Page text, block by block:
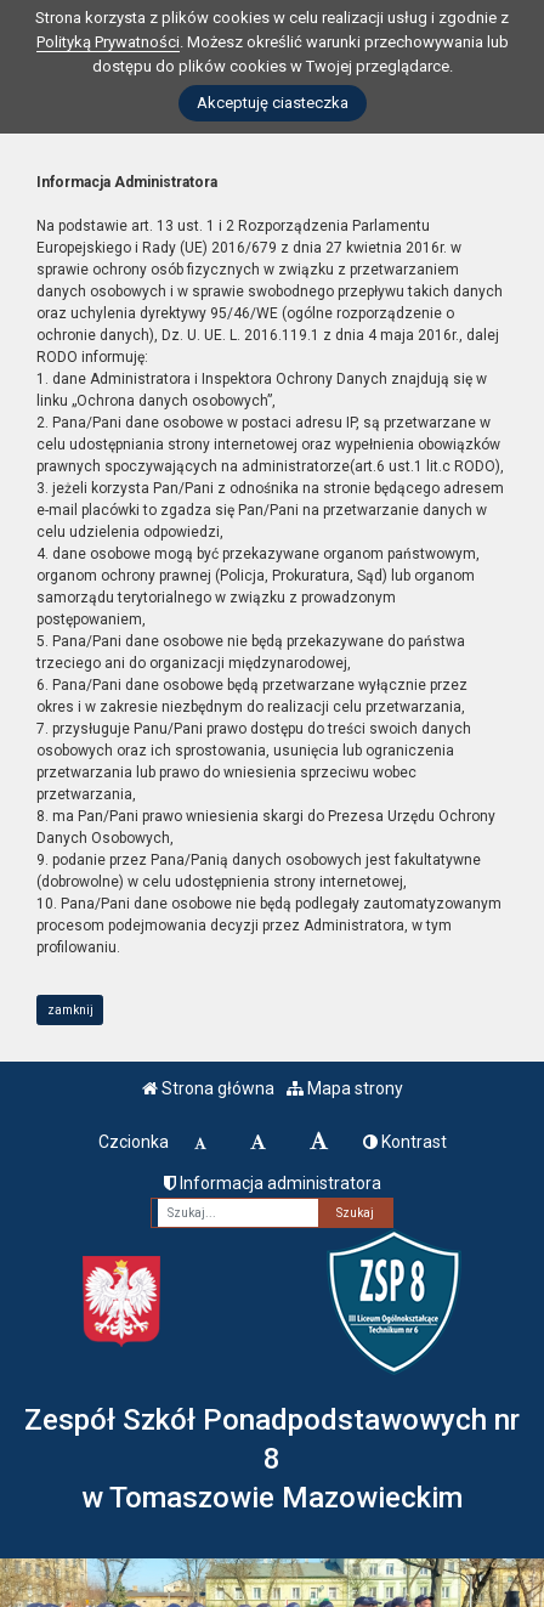
Strona korzysta z plików cookies w celu realizacji usług i zgodnie z
Polityką Prywatności. Możesz określić warunki przechowywania lub
dostępu do plików cookies w Twojej przeglądarce.
Akceptuję ciasteczka
Informacja Administratora
Na podstawie art. 13 ust. 1 i 2 Rozporządzenia Parlamentu
Europejskiego i Rady (UE) 2016/679 z dnia 27 kwietnia 2016r. w
sprawie ochrony osób fizycznych w związku z przetwarzaniem
danych osobowych i w sprawie swobodnego przepływu takich danych
oraz uchylenia dyrektywy 95/46/WE (ogólne rozporządzenie o
ochronie danych), Dz. U. UE. L. 2016.119.1 z dnia 4 maja 2016r., dalej
RODO informuję:
1. dane Administratora i Inspektora Ochrony Danych znajdują się w
linku „Ochrona danych osobowych”,
2. Pana/Pani dane osobowe w postaci adresu IP, są przetwarzane w
celu udostępniania strony internetowej oraz wypełnienia obowiązków
prawnych spoczywających na administratorze(art.6 ust.1 lit.c RODO),
3. jeżeli korzysta Pan/Pani z odnośnika na stronie będącego adresem
e-mail placówki to zgadza się Pan/Pani na przetwarzanie danych w
celu udzielenia odpowiedzi,
4. dane osobowe mogą być przekazywane organom państwowym,
organom ochrony prawnej (Policja, Prokuratura, Sąd) lub organom
samorządu terytorialnego w związku z prowadzonym
postępowaniem,
5. Pana/Pani dane osobowe nie będą przekazywane do państwa
trzeciego ani do organizacji międzynarodowej,
6. Pana/Pani dane osobowe będą przetwarzane wyłącznie przez
okres i w zakresie niezbędnym do realizacji celu przetwarzania,
7. przysługuje Panu/Pani prawo dostępu do treści swoich danych
osobowych oraz ich sprostowania, usunięcia lub ograniczenia
przetwarzania lub prawo do wniesienia sprzeciwu wobec
przetwarzania,
8. ma Pan/Pani prawo wniesienia skargi do Prezesa Urzędu Ochrony
Danych Osobowych,
9. podanie przez Pana/Panią danych osobowych jest fakultatywne
(dobrowolne) w celu udostępnienia strony internetowej,
10. Pana/Pani dane osobowe nie będą podlegały zautomatyzowanym
procesom podejmowania decyzji przez Administratora, w tym
profilowaniu.
zamknij
Strona główna Mapa strony
Czcionka Kontrast
Informacja administratora
Fraza
Zespół Szkół Ponadpodstawowych nr
8
w Tomaszowie Mazowieckim